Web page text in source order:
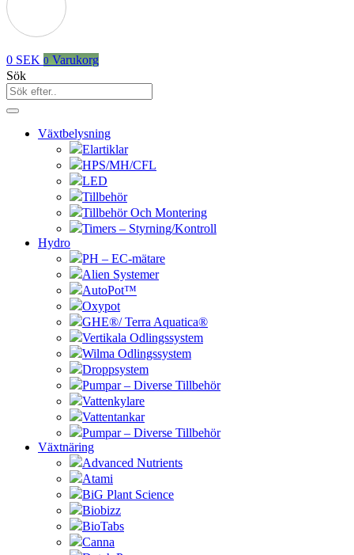
0 SEK 0 Varukorg
Sök
Växtbelysning
Elartiklar
HPS/MH/CFL
LED
Tillbehör
Tillbehör Och Montering
Timers – Styrning/Kontroll
Hydro
PH – EC-mätare
Alien Systemer
AutoPot™
Oxypot
GHE®/ Terra Aquatica®
Vertikala Odlingssystem
Wilma Odlingssystem
Droppsystem
Pumpar – Diverse Tillbehör
Vattenkylare
Vattentankar
Pumpar – Diverse Tillbehör
Växtnäring
Advanced Nutrients
Atami
BiG Plant Science
Biobizz
BioTabs
Canna